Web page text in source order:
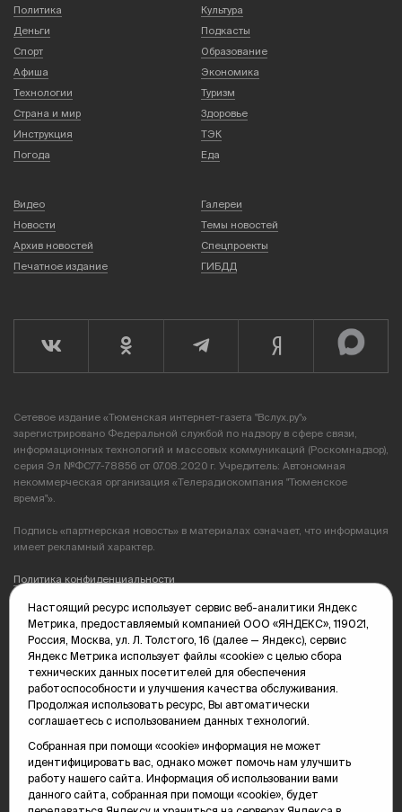
Политика
Культура
Деньги
Подкасты
Спорт
Образование
Афиша
Экономика
Технологии
Туризм
Страна и мир
Здоровье
Инструкция
ТЭК
Погода
Еда
Видео
Галереи
Новости
Темы новостей
Архив новостей
Спецпроекты
Печатное издание
ГИБДД
Сетевое издание «Тюменская интернет-газета "Вслух.ру"»
зарегистрировано Федеральной службой по надзору в сфере связи,
информационных технологий и массовых коммуникаций (Роскомнадзор),
серия Эл №ФС77-78856 от 07.08.2020 г. Учредитель: Автономная
некоммерческая организация «Телерадиокомпания "Тюменское
время"».
Подпись «партнерская новость» в материалах означает, что информация
имеет рекламный характер.
Политика конфиденциальности
Редакция: 625035, Тюмень, пр. Геологоразведчиков, 28А
(3452) 68-89-05
edit@vsluh.ru
Главный редактор: Панкина Т.Ю.
kika@vsluh.ru
По вопросам рекламы:
(3452) 68-89-78
kotovaev@sibinformburo.ru
mim@vsluh.ru
Настоящий ресурс использует сервис веб-аналитики Яндекс
Метрика, предоставляемый компанией ООО «ЯНДЕКС», 119021,
Россия, Москва, ул. Л. Толстого, 16 (далее — Яндекс), сервис
Яндекс Метрика использует файлы «cookie» с целью сбора
технических данных посетителей для обеспечения
работоспособности и улучшения качества обслуживания.
Продолжая использовать ресурс, Вы автоматически
соглашаетесь с использованием данных технологий.
Собранная при помощи «cookie» информация не может
идентифицировать вас, однако может помочь нам улучшить
работу нашего сайта. Информация об использовании вами
данного сайта, собранная при помощи «cookie», будет